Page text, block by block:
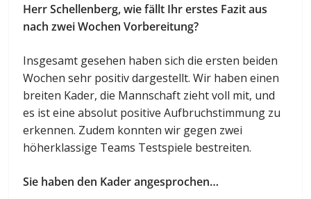
Herr Schellenberg, wie fällt Ihr erstes Fazit aus
nach zwei Wochen Vorbereitung?
Insgesamt gesehen haben sich die ersten beiden
Wochen sehr positiv dargestellt. Wir haben einen
breiten Kader, die Mannschaft zieht voll mit, und
es ist eine absolut positive Aufbruchstimmung zu
erkennen. Zudem konnten wir gegen zwei
höherklassige Teams Testspiele bestreiten.
Sie haben den Kader angesprochen…